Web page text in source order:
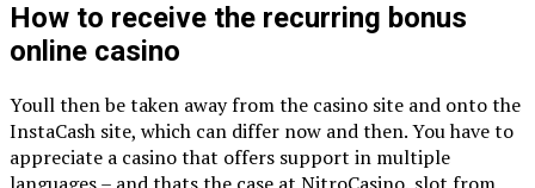
How to receive the recurring bonus
online casino
Youll then be taken away from the casino site and onto the
InstaCash site, which can differ now and then. You have to
appreciate a casino that offers support in multiple